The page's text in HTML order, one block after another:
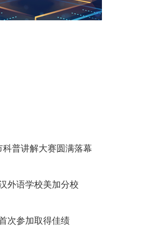
科普讲解大赛圆满落幕
外语学校美加分校
次参加取得佳绩